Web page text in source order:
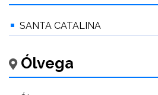
SANTA CATALINA
Ólvega